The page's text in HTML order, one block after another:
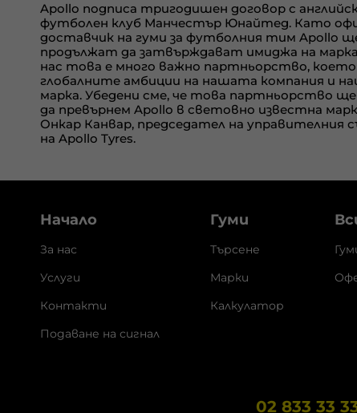
Apollo подписа тригодишен договор с
футболен клуб Манчестър Юнайтед. Като
доставчик на гуми за футболния тим Apollo
продължат да затвърждават имиджа на
нас това е много важно партньорство,
глобалните амбиции на нашата компания и
марка. Убедени сме, че това партньорство
да превърнем Apollo в световно известна
Онкар Канвар, председател на управителния
на Apollo Tyres.
Начало
За нас
Услуги
Контакти
Подаване на сигнал
Гуми
Търсене
Марки
Калкулатор
02 833 33